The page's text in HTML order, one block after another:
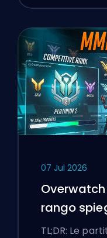
07 Jul 2026
Overwatch
rango
TL;DR: Le